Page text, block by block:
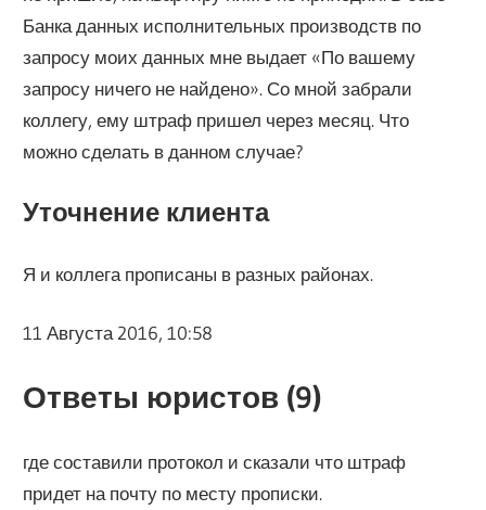
Банка данных исполнительных производств по
запросу моих данных мне выдает «По вашему
запросу ничего не найдено». Со мной забрали
коллегу, ему штраф пришел через месяц. Что
можно сделать в данном случае?
Уточнение клиента
Я и коллега прописаны в разных районах.
11 Августа 2016, 10:58
Ответы юристов (9)
где составили протокол и сказали что штраф
придет на почту по месту прописки.